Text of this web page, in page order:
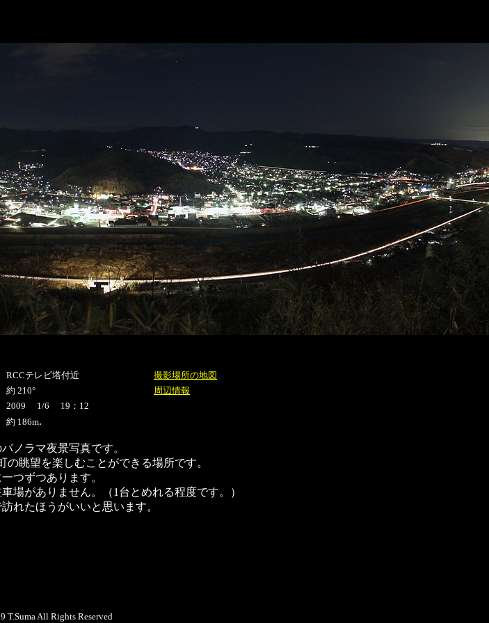
RCCテレビ塔付近
撮影場所の地図
約 210°
周辺情報
2009 1/6 19：12
約 186m.
ノラマ夜景写真です。
眺望を楽しむことができる場所です。
つずつあります。
場がありません。（1台とめれる程度です。）
れたほうがいいと思います。
T.Suma All Rights Reserved